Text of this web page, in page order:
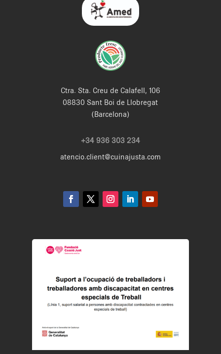
Ctra. Sta. Creu de Calafell, 106
08830 Sant Boi de Llobregat
(Barcelona)
+34 936 303 234
atencio.client@cuinajusta.com